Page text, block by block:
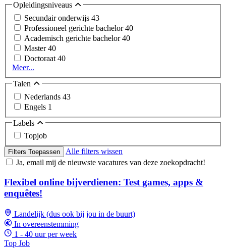
Opleidingsniveaus
Secundair onderwijs 43
Professioneel gerichte bachelor40
Academisch gerichte bachelor40
Master40
Doctoraat 40
Meer...
Talen
Nederlands 43
Engels 1
Labels
Topjob
Filters Toepassen
Alle filters wissen
Ja, email mij de nieuwste vacatures van deze zoekopdracht!
Flexibel online bijverdienen: Test games, apps &
enquêtes!
Landelijk (dus ook bij jou in de buurt)
In overeenstemming
1 - 40 uur per week
Top Job